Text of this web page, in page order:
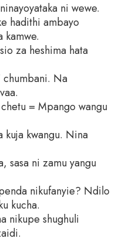
ni wewe.
hadithi ambayo
kamwe.
za heshima hata
Na
= Mpango wangu
kuja kwangu. Nina
sasa ni zamu yangu
nikufanyie? Ndilo
kucha.
nikupe shughuli